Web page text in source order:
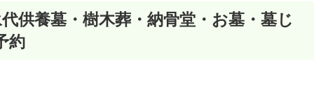
供養墓・樹木葬・納骨堂・お墓・墓じ
約